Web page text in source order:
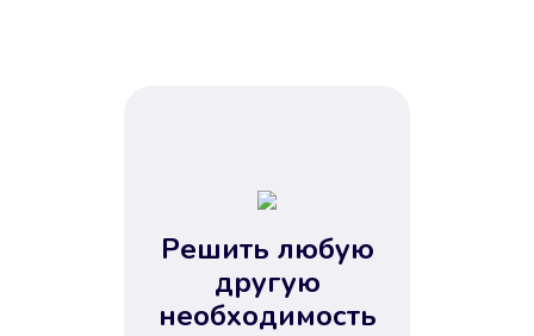
Решить любую
другую
необходимость